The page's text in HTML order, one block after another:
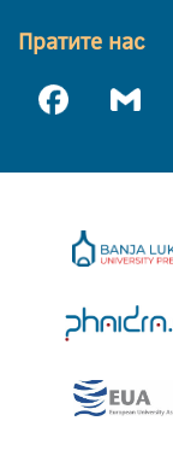
Пратите нас